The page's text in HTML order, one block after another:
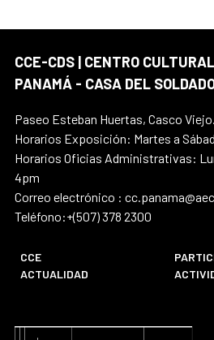
CCE-CDS | CENTRO
PANAMÁ - CASA DEL
Paseo Esteban Huertas, Casco
Horarios Exposición: Martes a
Horarios Oficias Administrativas:
4pm
Correo electrónico :
Teléfono:+(507) 378 2300
CCE
ACTUALIDAD